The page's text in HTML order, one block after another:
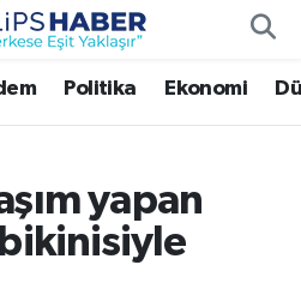
Politika Ekonomi
yapan
ve Fikstür